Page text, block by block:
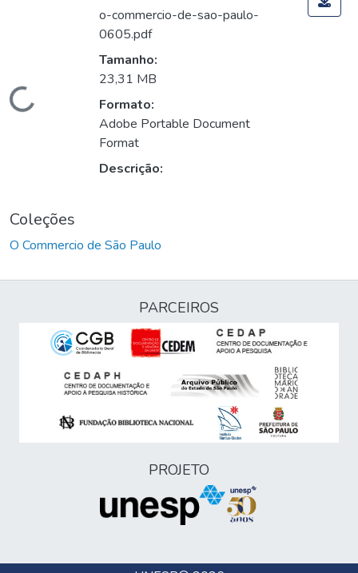
Carregando...
o-commercio-de-sao-paulo-
0605.pdf
Tamanho:
23,31 MB
Formato:
Adobe Portable Document
Format
Descrição:
Coleções
O Commercio de São Paulo
PARCEIROS
PROJETO